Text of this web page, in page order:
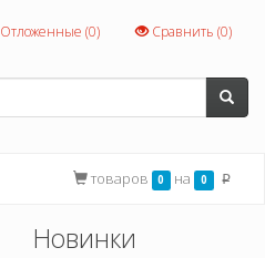
Отложенные (0) Сравнить (0)
товаров 0 на 0 p
Новинки